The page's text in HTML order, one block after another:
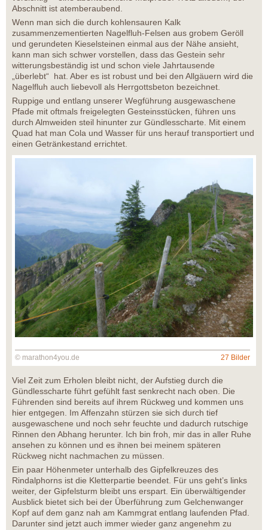
Abschnitt ist atemberaubend.
Wenn man sich die durch kohlensauren Kalk
zusammenzementierten Nagelfluh-Felsen aus grobem Geröll
und gerundeten Kieselsteinen einmal aus der Nähe ansieht,
kann man sich schwer vorstellen, dass das Gestein sehr
witterungsbeständig ist und schon viele Jahrtausende
„überlebt“ hat. Aber es ist robust und bei den Allgäuern wird die
Nagelfluh auch liebevoll als Herrgottsbeton bezeichnet.
Ruppige und entlang unserer Wegführung ausgewaschene
Pfade mit oftmals freigelegten Gesteinsstücken, führen uns
durch Almweiden steil hinunter zur Gündlesscharte. Mit einem
Quad hat man Cola und Wasser für uns herauf transportiert und
einen Getränkestand errichtet.
© marathon4you.de 27 Bilder
Viel Zeit zum Erholen bleibt nicht, der Aufstieg durch die
Gündlesscharte führt gefühlt fast senkrecht nach oben. Die
Führenden sind bereits auf ihrem Rückweg und kommen uns
hier entgegen. Im Affenzahn stürzen sie sich durch tief
ausgewaschene und noch sehr feuchte und dadurch rutschige
Rinnen den Abhang herunter. Ich bin froh, mir das in aller Ruhe
ansehen zu können und es ihnen bei meinem späteren
Rückweg nicht nachmachen zu müssen.
Ein paar Höhenmeter unterhalb des Gipfelkreuzes des
Rindalphorns ist die Kletterpartie beendet. Für uns geht’s links
weiter, der Gipfelsturm bleibt uns erspart. Ein überwältigender
Ausblick bietet sich bei der Überführung zum Gelchenwanger
Kopf auf dem ganz nah am Kammgrat entlang laufenden Pfad.
Darunter sind jetzt auch immer wieder ganz angenehm zu